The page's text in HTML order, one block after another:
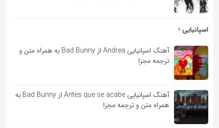
اسپانیایی
آهنگ اسپانیایی Andrea از Bad Bunny به همراه متن و
ترجمه مجزا
آهنگ اسپانیایی Antes que se acabe از Bad Bunny به
همراه متن و ترجمه مجزا